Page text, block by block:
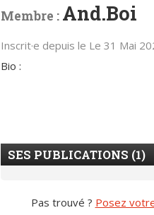
Membre : And.Boi
Inscrit·e depuis le Le 31 Mai
Bio :
SES PUBLICATIONS (1)
Pas trouvé ? Posez